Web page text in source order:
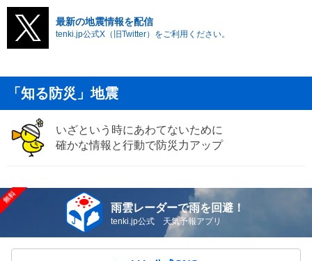
最新の地震情報を配信
tenki.jp公式X（旧Twitter）をご利用ください。
「知る防災」地震
いざという時にあわてないために
確かな情報と行動で防災力アップ
雨雲レーダーで雨を回避！
tenki.jp公式 天気予報アプリ